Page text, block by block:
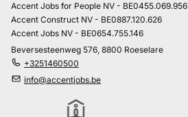
Accent Jobs for People NV - BE0455.069.956
Accent Construct NV - BE0887.120.626
Accent Jobs NV - BE0654.755.146
Beversesteenweg 576, 8800 Roeselare
+3251460500
info@accentjobs.be